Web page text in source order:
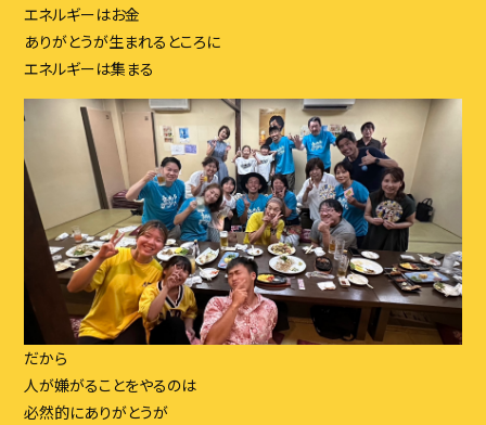
エネルギーはお金
ありがとうが生まれるところに
エネルギーは集まる
だから
人が嫌がることをやるのは
必然的にありがとうが